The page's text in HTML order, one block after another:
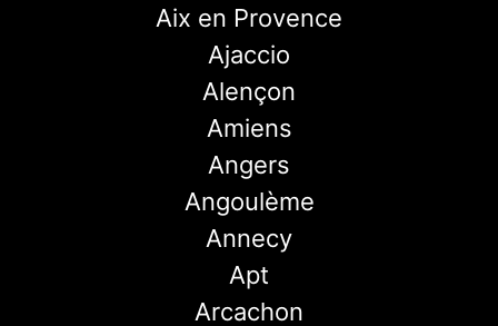
Aix en Provence
Ajaccio
Alençon
Amiens
Angers
Angoulème
Annecy
Apt
Arcachon